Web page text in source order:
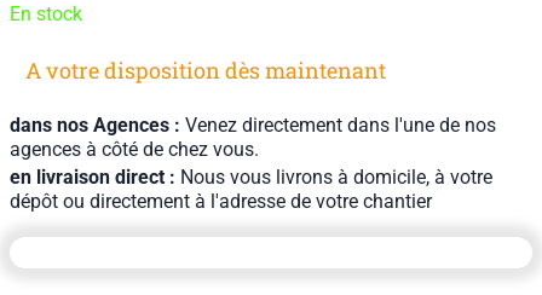
En stock
A votre disposition dès maintenant
dans nos Agences : Venez directement dans l'une de nos
agences à côté de chez vous.
en livraison direct : Nous vous livrons à domicile, à votre
dépôt ou directement à l'adresse de votre chantier